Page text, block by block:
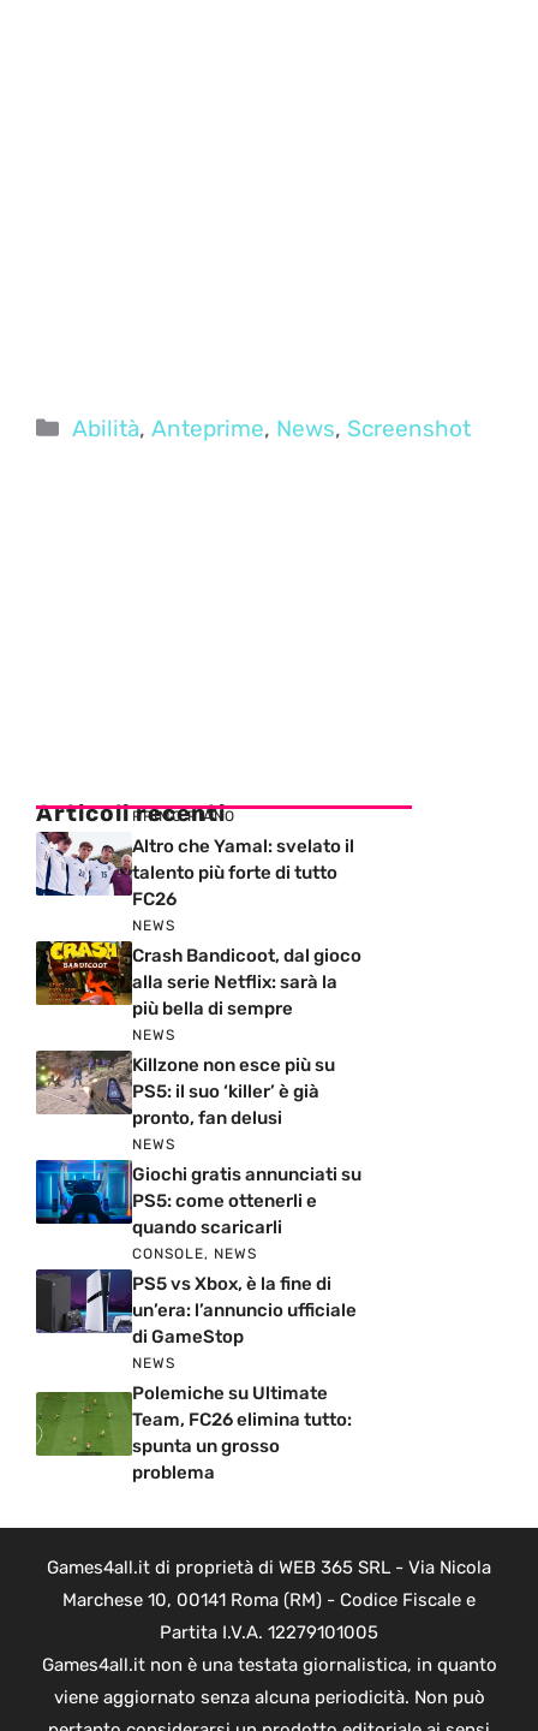
Categorie
Abilità,Anteprime, News, Screenshot
Articoli recenti
PRIMO PIANO
Altro che Yamal: svelato il
talento più forte di tutto
FC26
NEWS
Crash Bandicoot, dal gioco
alla serie Netflix: sarà la
più bella di sempre
NEWS
Killzone non esce più su
PS5: il suo ‘killer’ è già
pronto, fan delusi
NEWS
Giochi gratis annunciati su
PS5: come ottenerli e
quando scaricarli
CONSOLE, NEWS
PS5 vs Xbox, è la fine di
un’era: l’annuncio ufficiale
di GameStop
NEWS
Polemiche su Ultimate
Team, FC26 elimina tutto:
spunta un grosso
problema
Games4all.it di proprietà di WEB 365 SRL - Via Nicola
Marchese 10, 00141 Roma (RM) - Codice Fiscale e
Partita I.V.A. 12279101005
Games4all.it non è una testata giornalistica, in quanto
viene aggiornato senza alcuna periodicità. Non può